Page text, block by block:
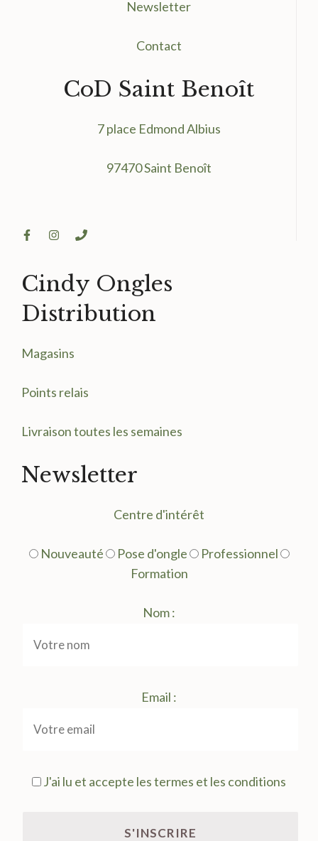
Newsletter
Contact
CoD Saint Benoît
7 place Edmond Albius
97470 Saint Benoît
Cindy Ongles
Distribution
Magasins
Points relais
Livraison toutes les semaines
Newsletter
Centre d'intérêt
Nouveauté Pose d'ongle
Professionnel
Formation
Nom :
Email :
J'ai lu et accepte les termes et les conditions